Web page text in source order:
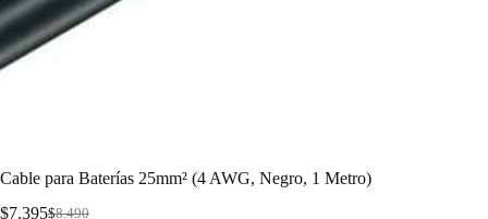
Cable para Baterías 25mm² (4 AWG, Negro, 1 Metro)
$8.490
$7.395